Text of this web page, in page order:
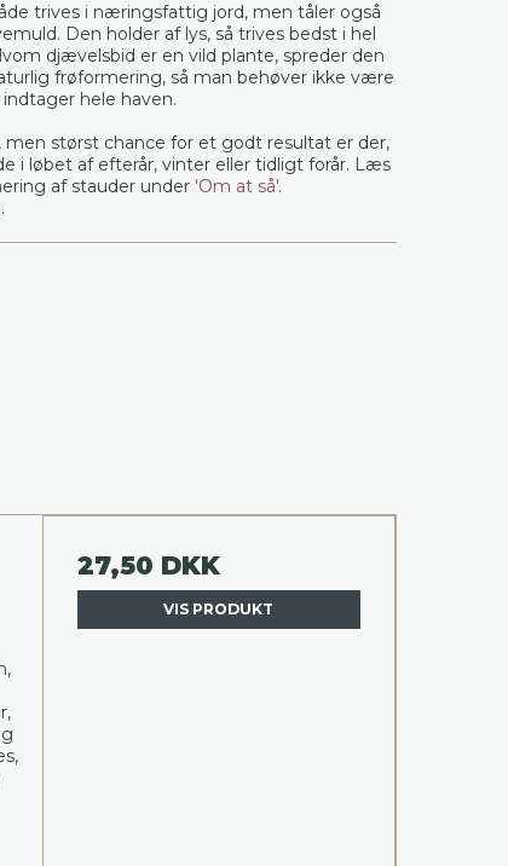
trives i næringsfattig jord, men tåler også
Den holder af lys, så trives bedst i hel
djævelsbid er en vild plante, spreder den
frøformering, så man behøver ikke være
hele haven.
men størst chance for et godt resultat er der,
i løbet af efterår, vinter eller tidligt forår. Læs
af stauder under 'Om at så'.
27,50 DKK
VIS PRODUKT